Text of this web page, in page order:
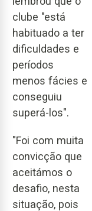
clube "está
habituado a ter
dificuldades e
períodos
menos fácies e
conseguiu
superá-los".
"Foi com muita
convicção que
aceitámos o
desafio, nesta
situação, pois